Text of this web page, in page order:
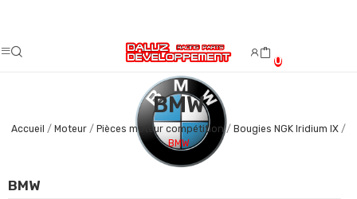
0
BMW
Accueil Moteur Pièces moteur compétition
Bougies NGK Iridium IX
BMW
BMW